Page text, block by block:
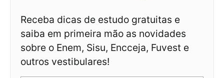
Receba dicas de estudo gratuitas e
saiba em primeira mão as novidades
sobre o Enem, Sisu, Encceja, Fuvest e
outros vestibulares!